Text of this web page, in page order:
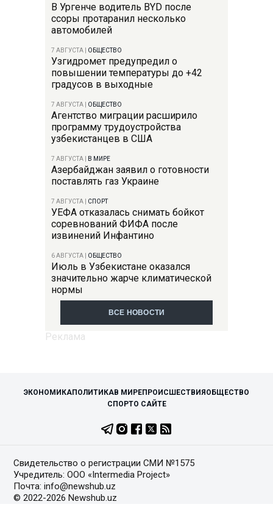
В Ургенче водитель BYD после
ссоры протаранил несколько
автомобилей
7 АВГУСТА ОБЩЕСТВО
Узгидромет предупредил о
повышении температуры до +42
градусов в выходные
7 АВГУСТА ОБЩЕСТВО
Агентство миграции расширило
программу трудоустройства
узбекистанцев в США
7 АВГУСТА В МИРЕ
Азербайджан заявил о готовности
поставлять газ Украине
7 АВГУСТА СПОРТ
УЕФА отказалась снимать бойкот
соревнований ФИФА после
извинений Инфантино
6 АВГУСТА ОБЩЕСТВО
Июль в Узбекистане оказался
значительно жарче климатической
нормы
ВСЕ НОВОСТИ
ЭКОНОМИКАПОЛИТИКАВ МИРЕПРОИСШЕСТВИЯОБЩЕСТВО
СПОРТО САЙТЕ
Свидетельство о регистрации СМИ №1575
Учредитель: ООО «Intermedia Project»
Почта: info@newshub.uz
© 2022-2026 Newshub.uz